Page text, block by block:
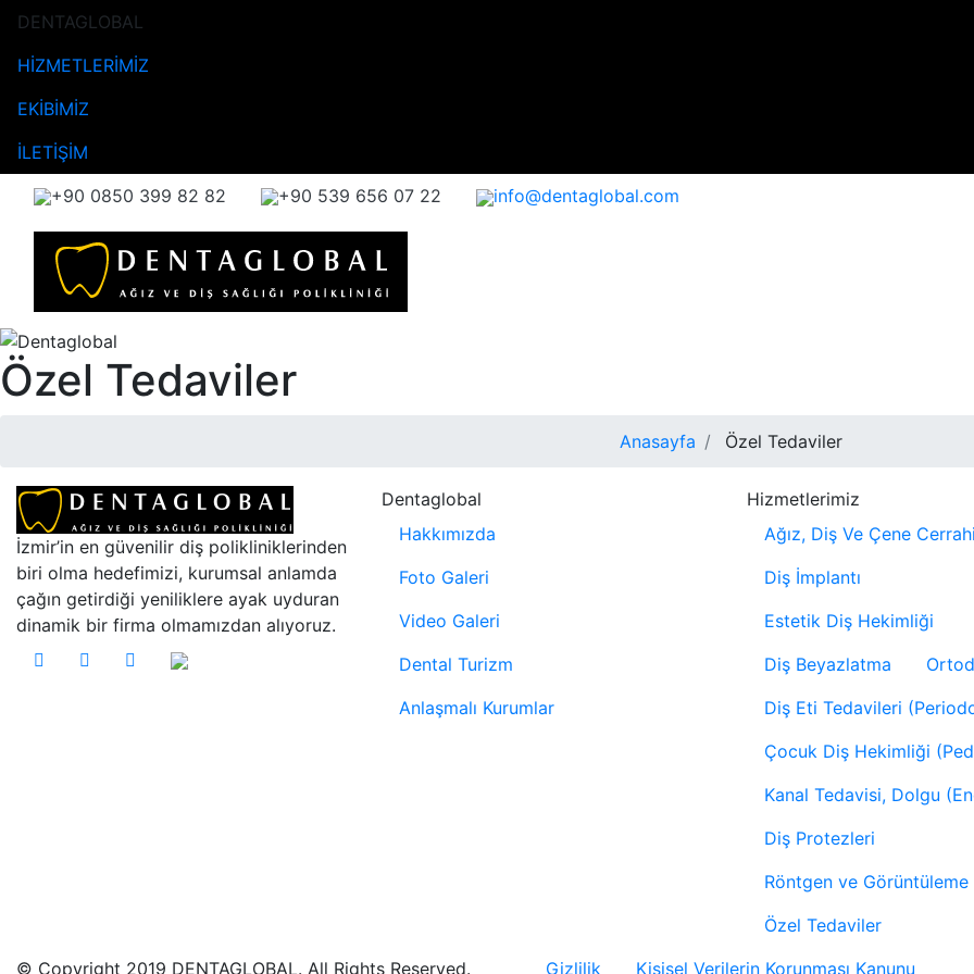
DENTAGLOBAL
HİZMETLERİMİZ
EKİBİMİZ
İLETİŞİM
+90 0850 399 82 82
+90 539 656 07 22 info@dentaglobal.com
Özel Tedaviler
Anasayfa Özel Tedaviler
İzmir’in en güvenilir diş polikliniklerinden
biri olma hedefimizi, kurumsal anlamda
çağın getirdiği yeniliklere ayak uyduran
dinamik bir firma olmamızdan alıyoruz.
Dentaglobal
Hakkımızda
Foto Galeri
Video Galeri
Dental Turizm
Anlaşmalı Kurumlar
Hizmetlerimiz
Ağız, Diş Ve Çene
Diş İmplantı
Estetik Diş Hekimliği
Diş Beyazlatma
Diş Eti Tedavileri
Çocuk Diş Hekimliği
Kanal Tedavisi, Dolgu
Diş Protezleri
Röntgen ve Görüntüleme
Özel Tedaviler
© Copyright 2019 DENTAGLOBAL. All Rights Reserved. Gizlilik Kişisel Verilerin Korunması Kanunu